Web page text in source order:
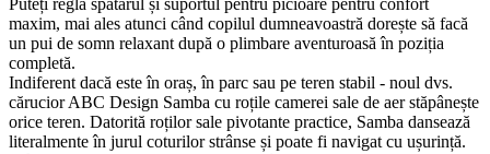
maxim, mai ales atunci când copilul dumneavoastră dorește să facă
un pui de somn relaxant după o plimbare aventuroasă în poziția
completă.
Indiferent dacă este în oraș, în parc sau pe teren stabil - noul dvs.
cărucior ABC Design Samba cu roțile camerei sale de aer stăpânește
orice teren. Datorită roților sale pivotante practice, Samba dansează
literalmente în jurul coturilor strânse și poate fi navigat cu ușurință.